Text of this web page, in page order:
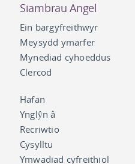
Siambrau Angel
Ein bargyfreithwyr
Meysydd ymarfer
Mynediad cyhoeddus
Clercod
Hafan
Ynglŷn â
Recriwtio
Cysylltu
Ymwadiad cyfreithiol